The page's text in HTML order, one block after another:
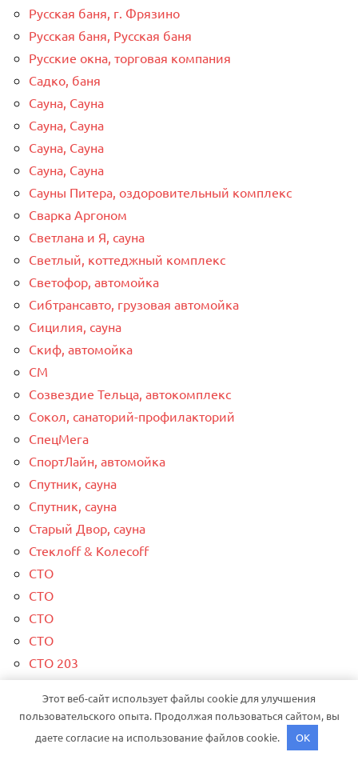
Русская баня, г. Фрязино
Русская баня, Русская баня
Русские окна, торговая компания
Садко, баня
Сауна, Сауна
Сауна, Сауна
Сауна, Сауна
Сауна, Сауна
Сауны Питера, оздоровительный комплекс
Сварка Аргоном
Светлана и Я, сауна
Светлый, коттеджный комплекс
Светофор, автомойка
Сибтрансавто, грузовая автомойка
Сицилия, сауна
Скиф, автомойка
СМ
Созвездие Тельца, автокомплекс
Сокол, санаторий-профилакторий
СпецМега
СпортЛайн, автомойка
Спутник, сауна
Спутник, сауна
Старый Двор, сауна
Стеклоff & Колесоff
СТО
СТО
СТО
СТО
СТО 203
СТО Автоарт Сервис
СТО Автосервис
Этот веб-сайт использует файлы cookie для улучшения
пользовательского опыта. Продолжая пользоваться сайтом, вы
даете согласие на использование файлов cookie.
OK